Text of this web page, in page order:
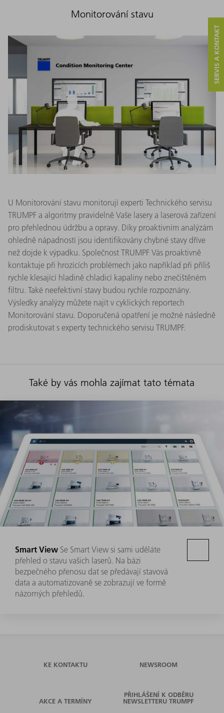
Monitorování stavu
U Monitorování stavu monitorují experti Technického servisu
TRUMPF a algoritmy pravidelně Vaše lasery a laserová zařízení
pro přehlednou údržbu a opravy. Díky proaktivním analýzám
ohledně nápadností jsou identifikovány chybné stavy dříve
než dojde k výpadku. Společnost TRUMPF Vás proaktivně
kontaktuje při hrozících problémech jako například při příliš
rychle klesající hladině chladicí kapaliny nebo znečištěném
filtru. Také neefektivní stavy budou rychle rozpoznány.
Výsledky analýzy můžete najít v cyklických reportech
Monitorování stavu. Doporučená opatření je možné následně
prodiskutovat s experty technického servisu TRUMPF.
Také by vás mohla zajímat tato témata
Smart View Se Smart View si sami uděláte
přehled o stavu vašich laserů. Na bázi
bezpečného přenosu dat se předávají stavová
data a automatizovaně se zobrazují ve formě
názorných přehledů.
SERVIS A KONTAKT
KE KONTAKTU NEWSROOM
AKCE A TERMÍNY
PŘIHLÁŠENÍ K ODBĚRU
NEWSLETTERU TRUMPF